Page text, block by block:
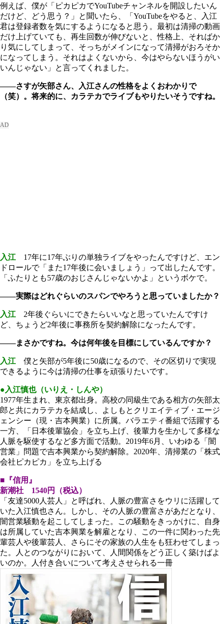
例えば、僕が「ピカピカでYouTubeチャンネルを開設したいん
だけど、どう思う？」と聞いたら、「YouTubeをやると、入江
君は登録者数を気にするようになると思う。最初は清掃の動画
だけ上げていても、再生回数が伸びないと、性格上、そればか
り気にしてしまって、そっちがメインになって清掃がおろそか
になってしまう。それはよくないから、今はやらないほうがい
いんじゃない」と言ってくれました。
――さすが矢部さん、入江さんの性格をよくおわかりで
（笑）。将来的に、カラテカでライブもやりたいそうですね。
入江 17年に17年ぶりの単独ライブをやったんですけど、エン
ドロールで「また17年後に会いましょう」って出したんです。
「ふたりとも57歳のおじさんじゃないかよ」というボケで。
――実際はどれぐらいのスパンでやろうと思っていましたか？
入江 2年後ぐらいにできたらいいなと思っていたんですけ
ど、ちょうど2年後に事務所を契約解除になったんです。
――まさかですね。今は何年後を目標にしているんですか？
入江 僕と矢部が5年後に50歳になるので、その区切りで実現
できるように今は清掃の仕事を頑張りたいです。
●入江慎也（いりえ・しんや）
1977年生まれ、東京都出身。高校の同級生である相方の矢部太
郎と共にカラテカを結成し、よしもとクリエイティブ・エージ
ェンシー（現・吉本興業）に所属。バラエティ番組で活躍する
一方、「日本後輩協会」を立ち上げ、後輩力を生かして多様な
人脈を駆使するなど多方面で活動。2019年6月、いわゆる「闇
営業」問題で吉本興業から契約解除。2020年、清掃業の「株式
会社ピカピカ」を立ち上げる
■『信用』
新潮社 1540円（税込）
「友達5000人芸人」と呼ばれ、人脈の豊富さをウリに活躍して
いた入江慎也さん。しかし、その人脈の豊富さがあだとなり、
闇営業騒動を起こしてしまった。この騒動をきっかけに、自身
は所属していた吉本興業を解雇となり、この一件に関わった先
輩芸人や後輩芸人、さらにその家族の人生をも狂わせてしまっ
た。人とのつながりにおいて、人間関係をどう正しく築けばよ
いのか。人付き合いについて考えさせられる一冊